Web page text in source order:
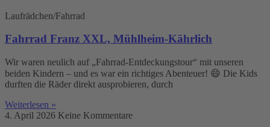
Laufrädchen/Fahrrad
Fahrrad Franz XXL, Mühlheim-Kährlich
Wir waren neulich auf „Fahrrad-Entdeckungstour“ mit unseren
beiden Kindern – und es war ein richtiges Abenteuer! 😄 Die Kids
durften die Räder direkt ausprobieren, durch
Weiterlesen »
4. April 2026 Keine Kommentare